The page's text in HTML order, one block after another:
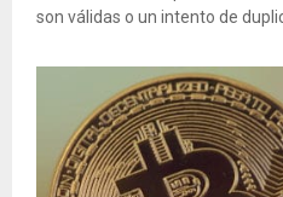
son válidas o un intento de